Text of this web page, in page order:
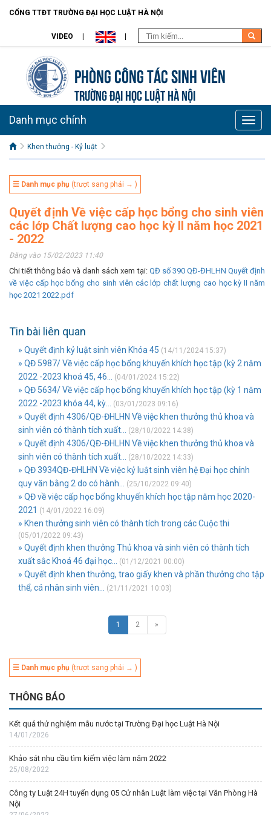
CỔNG TTĐT TRƯỜNG ĐẠI HỌC LUẬT HÀ NỘI
VIDEO
Phòng Công tác sinh viên
TRƯỜNG ĐẠI HỌC LUẬT HÀ NỘI
Toggle
Danh mục chính
Khen thưởng - Kỷ luật
☰ Danh mục phụ (trượt sang phải → )
Quyết định Về việc cấp học bổng cho sinh viên
các lớp Chất lượng cao học kỳ II năm học 2021
- 2022
Đăng vào 15/02/2023 11:40
Chi tiết thông báo và danh sách xem tại: QĐ số 390 QĐ-ĐHLHN Quyết định
về việc cấp học bổng cho sinh viên các lớp chất lượng cao học kỳ II năm
học 2021 2022.pdf
Tin bài liên quan
» Quyết định kỷ luật sinh viên Khóa 45 (14/11/2024 15:37)
» QĐ 5987/ Về việc cấp học bổng khuyến khích học tập (kỳ 2 năm
2022 -2023 khoá 45, 46...
(04/01/2024 15:22)
» QĐ 5634/ Về việc cấp học bổng khuyến khích học tập (kỳ 1 năm
2022 -2023 khóa 44, kỳ...
(03/01/2023 09:16)
» Quyết định 4306/QĐ-ĐHLHN Về việc khen thưởng thủ khoa và
sinh viên có thành tích xuất...
(28/10/2022 14:38)
» Quyết định 4306/QĐ-ĐHLHN Về việc khen thưởng thủ khoa và
sinh viên có thành tích xuất...
(28/10/2022 14:33)
» QĐ 3934QĐ-ĐHLHN Về việc kỷ luật sinh viên hệ Đại học chính
quy văn bằng 2 do có hành...
(25/10/2022 09:40)
» QĐ về việc cấp học bổng khuyến khích học tập năm học 2020-
2021 (14/01/2022 16:09)
» Khen thưởng sinh viên có thành tích trong các Cuộc thi
(05/01/2022 09:43)
» Quyết định khen thưởng Thủ khoa và sinh viên có thành tích
xuất sắc Khoá 46 đại học...
(01/12/2021 00:00)
» Quyết định khen thưởng, trao giấy khen và phần thưởng cho tập
thể, cá nhân sinh viên...
(21/11/2021 10:03)
1 2 »
☰ Danh mục phụ (trượt sang phải → )
THÔNG BÁO
Kết quả thử nghiệm mẫu nước tại Trường Đại học Luật Hà Nội
14/01/2026
Khảo sát nhu cầu tìm kiếm việc làm năm 2022
25/08/2022
Công ty Luật 24H tuyển dụng 05 Cử nhân Luật làm việc tại Văn Phòng Hà
Nội